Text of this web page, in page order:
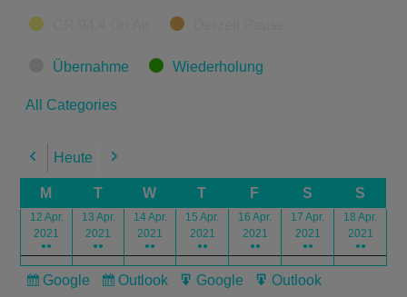
Übernahme Wiederholung
All Categories
Previous
Heute Next
M T W T F S S
12 Apr.
2021
●●
13 Apr.
2021
●●
14 Apr.
2021
●●
15 Apr.
2021
●●
16 Apr.
2021
●●
17 Apr.
2021
●●
18 Apr.
2021
●●
Subscribe
Google
Subscribe
Outlook
Export
Google
Export
Outlook